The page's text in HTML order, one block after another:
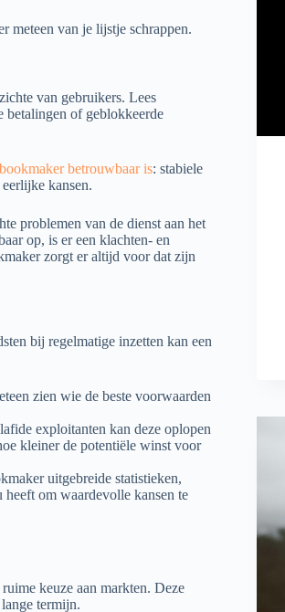
meteen van je lijstje schrappen.
van gebruikers. Lees
betalingen of geblokkeerde
betrouwbaar is: stabiele
kansen.
problemen van de dienst aan het
op, is er een klachten- en
zorgt er altijd voor dat zijn
bij regelmatige inzetten kan een
zien wie de beste voorwaarden
exploitanten kan deze oplopen
kleiner de potentiële winst voor
uitgebreide statistieken,
om waardevolle kansen te
keuze aan markten. Deze
termijn.